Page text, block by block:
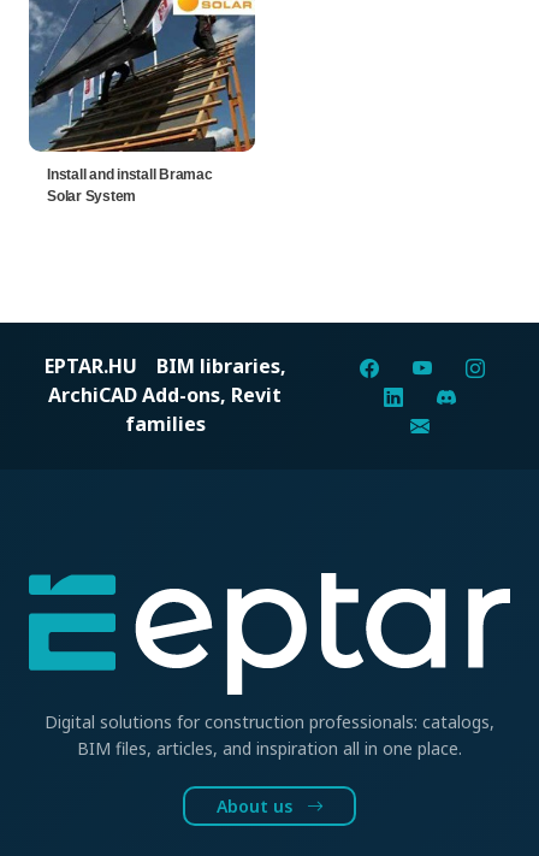
Install and install Bramac
Solar System
EPTAR.HU BIM libraries,
ArchiCAD Add-ons, Revit
families
Digital solutions for construction professionals: catalogs,
BIM files, articles, and inspiration all in one place.
About us